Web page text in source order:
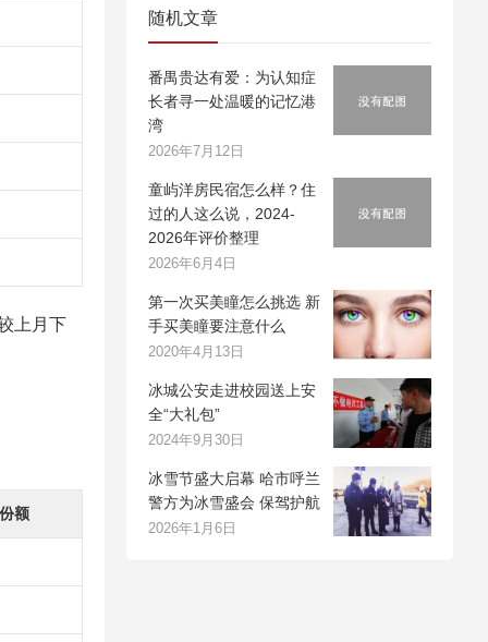
上月下
额
随机文章
番禺贵达有爱：为认知症
长者寻一处温暖的记忆港
湾
2026年7月12日
童屿洋房民宿怎么样？住
过的人这么说，2024-
2026年评价整理
2026年6月4日
第一次买美瞳怎么挑选 新
手买美瞳要注意什么
2020年4月13日
冰城公安走进校园送上安
全“大礼包”
2024年9月30日
冰雪节盛大启幕 哈市呼兰
警方为冰雪盛会 保驾护航
2026年1月6日